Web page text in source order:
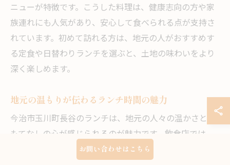
ニューが特徴です。こうした料理は、健康志向の方や家
族連れにも人気があり、安心して食べられる点が支持さ
れています。初めて訪れる方は、地元の人がおすすめす
る定食や日替わりランチを選ぶと、土地の味わいをより
深く楽しめます。
地元の温もりが伝わるランチ時間の魅力
今治市玉川町長谷のランチは、地元の人々の温かさとお
もてなしの心が感じられるのが魅力です。飲食店では、
スタッフが気さくに声をかけてくれることが多く、観光
お問い合わせはこちら